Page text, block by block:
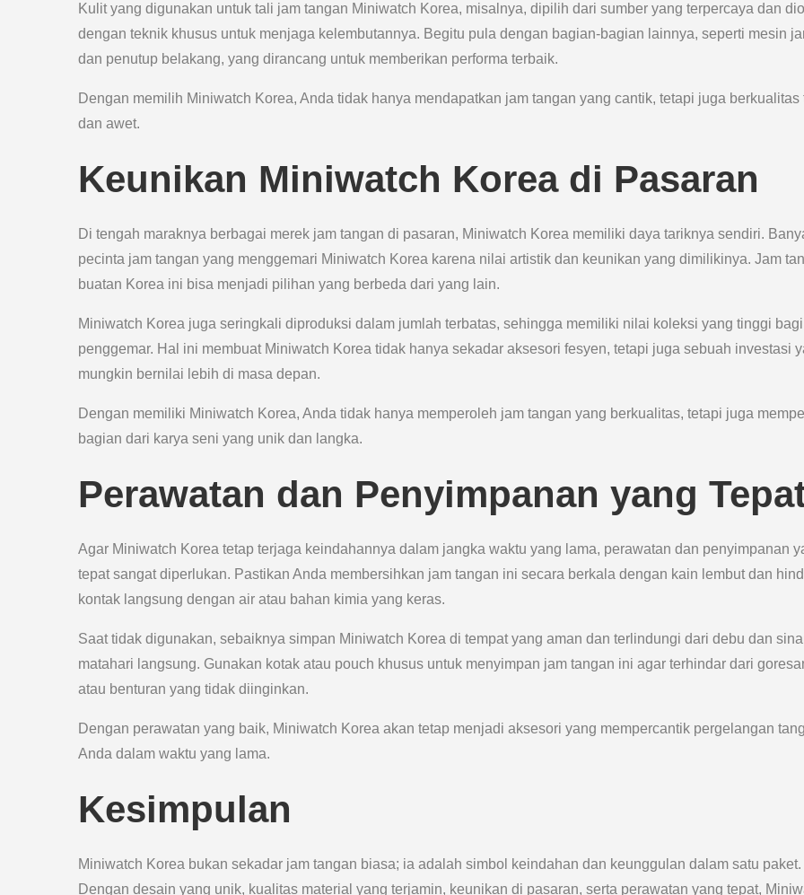
Kulit yang digunakan untuk tali jam tangan Miniwatch Korea, misalnya, dipilih dari sumber yang terpercaya dan
dengan teknik khusus untuk menjaga kelembutannya. Begitu pula dengan bagian-bagian lainnya, seperti mesin
dan penutup belakang, yang dirancang untuk memberikan performa terbaik.
Dengan memilih Miniwatch Korea, Anda tidak hanya mendapatkan jam tangan yang cantik, tetapi juga berkualitas
dan awet.
Keunikan Miniwatch Korea di Pasaran
Di tengah maraknya berbagai merek jam tangan di pasaran, Miniwatch Korea memiliki daya tariknya sendiri.
pecinta jam tangan yang menggemari Miniwatch Korea karena nilai artistik dan keunikan yang dimilikinya. Jam
buatan Korea ini bisa menjadi pilihan yang berbeda dari yang lain.
Miniwatch Korea juga seringkali diproduksi dalam jumlah terbatas, sehingga memiliki nilai koleksi yang tinggi
penggemar. Hal ini membuat Miniwatch Korea tidak hanya sekadar aksesori fesyen, tetapi juga sebuah investasi
mungkin bernilai lebih di masa depan.
Dengan memiliki Miniwatch Korea, Anda tidak hanya memperoleh jam tangan yang berkualitas, tetapi juga
bagian dari karya seni yang unik dan langka.
Perawatan dan Penyimpanan yang
Agar Miniwatch Korea tetap terjaga keindahannya dalam jangka waktu yang lama, perawatan dan penyimpanan
tepat sangat diperlukan. Pastikan Anda membersihkan jam tangan ini secara berkala dengan kain lembut dan
kontak langsung dengan air atau bahan kimia yang keras.
Saat tidak digunakan, sebaiknya simpan Miniwatch Korea di tempat yang aman dan terlindungi dari debu dan
matahari langsung. Gunakan kotak atau pouch khusus untuk menyimpan jam tangan ini agar terhindar dari
atau benturan yang tidak diinginkan.
Dengan perawatan yang baik, Miniwatch Korea akan tetap menjadi aksesori yang mempercantik pergelangan
Anda dalam waktu yang lama.
Kesimpulan
Miniwatch Korea bukan sekadar jam tangan biasa; ia adalah simbol keindahan dan keunggulan dalam satu paket.
Dengan desain yang unik, kualitas material yang terjamin, keunikan di pasaran, serta perawatan yang tepat,